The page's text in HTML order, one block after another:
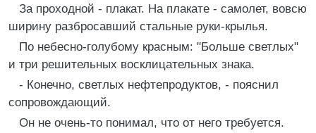
За проходной - плакат. На плакате - самолет, вовсю
ширину разбросавший стальные руки-крылья.
По небесно-голубому красным: "Больше светлых"
и три решительных восклицательных знака.
- Конечно, светлых нефтепродуктов, - пояснил
сопровождающий.
Он не очень-то понимал, что от него требуется.